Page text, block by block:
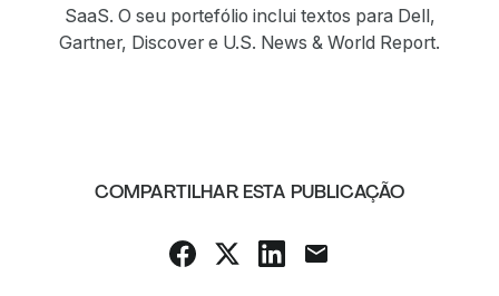
SaaS. O seu portefólio inclui textos para Dell,
Gartner, Discover e U.S. News & World Report.
COMPARTILHAR ESTA PUBLICAÇÃO